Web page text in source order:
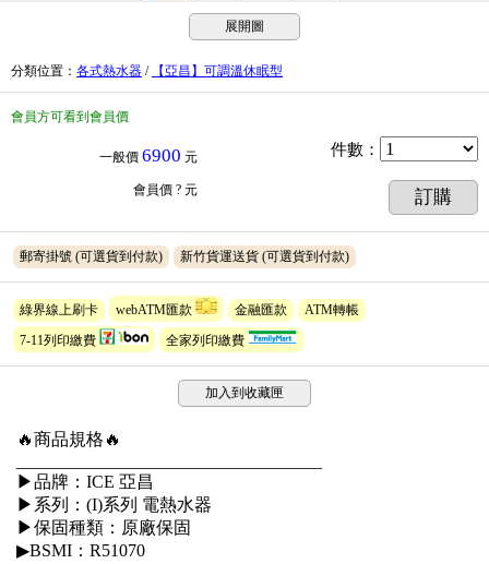
展開圖
分類位置 ： 各式熱水器 / 【亞昌】可調溫休眠型
會員方可看到會員價
一般價 6900 元
會員價 ? 元
件數 ：
訂購
郵寄掛號 (可選貨到付款) 新竹貨運送貨 (可選貨到付款)
綠界線上刷卡 webATM匯款 金融匯款
ATM轉帳
7-11列印繳費
全家列印繳費
加入到收藏匣
🔥商品規格🔥
▶品牌：ICE 亞昌
▶系列：(I)系列 電熱水器
▶保固種類：原廠保固
▶BSMI：R51070